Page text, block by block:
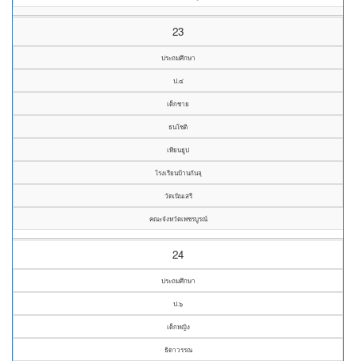
23
ประถมศึกษา
ป.๔
เด็กชาย
ธนโชติ
เทียนธูป
โรงเรียนบ้านกันจุ
วัดเนินเสรี
คณะจังหวัดเพชรบูรณ์
24
ประถมศึกษา
ป.๖
เด็กหญิง
ธิดาวรรณ